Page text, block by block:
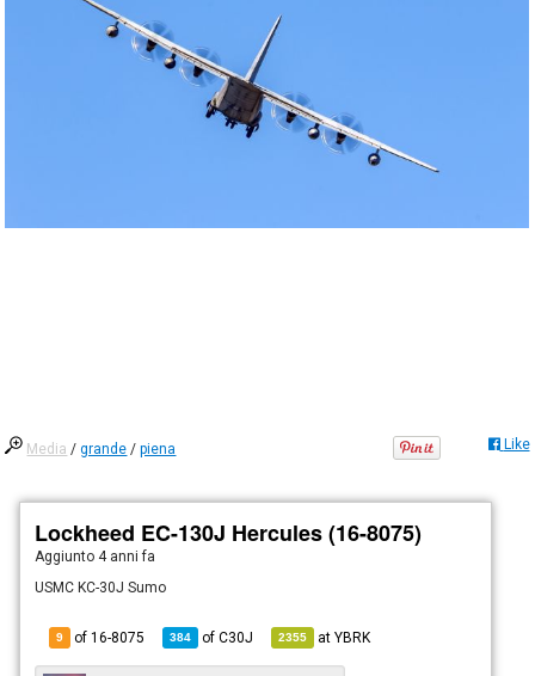
Media /grande /piena Like
Lockheed EC-130J Hercules (16-8075)
Aggiunto 4 anni fa
USMC KC-30J Sumo
9 of 16-8075 384 ofC30J 2355 atYBRK